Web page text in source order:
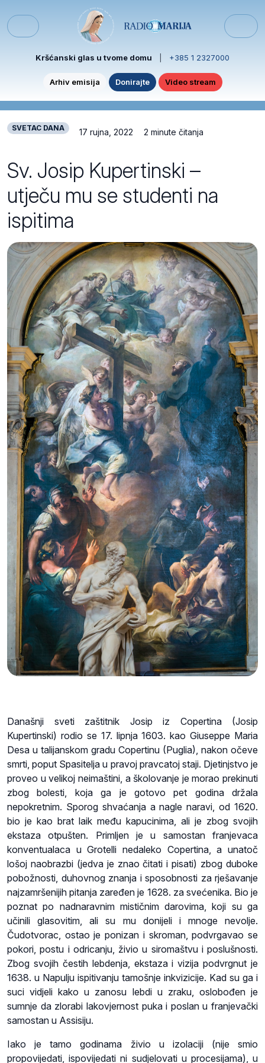
Menu
Kršćanski glas u tvome domu +385 1 2327000
Arhiv emisija Donirajte Video stream
SVETAC DANA 17 rujna, 2022 2 minute čitanja
Sv. Josip Kupertinski –
utječu mu se studenti na
ispitima
Današnji sveti zaštitnik Josip iz Copertina (Josip
Kupertinski) rodio se 17. lipnja 1603. kao Giuseppe Maria
Desa u talijanskom gradu Copertinu (Puglia), nakon očeve
smrti, poput Spasitelja u pravoj pravcatoj staji. Djetinjstvo je
proveo u velikoj neimaštini, a školovanje je morao prekinuti
zbog bolesti, koja ga je gotovo pet godina držala
nepokretnim. Sporog shvaćanja a nagle naravi, od 1620.
bio je kao brat laik među kapucinima, ali je zbog svojih
ekstaza otpušten. Primljen je u samostan franjevaca
konventualaca u Grotelli nedaleko Copertina, a unatoč
lošoj naobrazbi (jedva je znao čitati i pisati) zbog duboke
pobožnosti, duhovnog znanja i sposobnosti za rješavanje
najzamršenijih pitanja zaređen je 1628. za svećenika. Bio je
poznat po nadnaravnim mističnim darovima, koji su ga
učinili glasovitim, ali su mu donijeli i mnoge nevolje.
Čudotvorac, ostao je ponizan i skroman, podvrgavao se
pokori, postu i odricanju, živio u siromaštvu i poslušnosti.
Zbog svojih čestih lebdenja, ekstaza i vizija podvrgnut je
1638. u Napulju ispitivanju tamošnje inkvizicije. Kad su ga i
suci vidjeli kako u zanosu lebdi u zraku, oslobođen je
sumnje da zlorabi lakovjernost puka i poslan u franjevački
samostan u Assisiju.
Iako je tamo godinama živio u izolaciji (nije smio
propovijedati, ispovijedati ni sudjelovati u procesijama), u